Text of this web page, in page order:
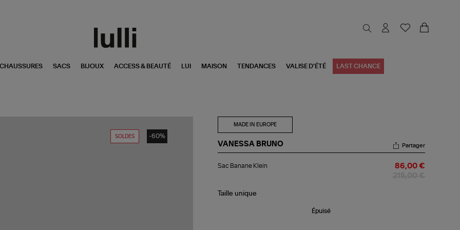
CHAUSSURES SACS BIJOUX ACCESS & BEAUTÉ LUI MAISON TENDANCES VALISE D'ÉTÉ LAST CHANCE
SOLDES -60%
MADE IN EUROPE
VANESSA BRUNO
Banane
Partager
Sac Banane Klein 86,00 €
Taille unique
Épuisé